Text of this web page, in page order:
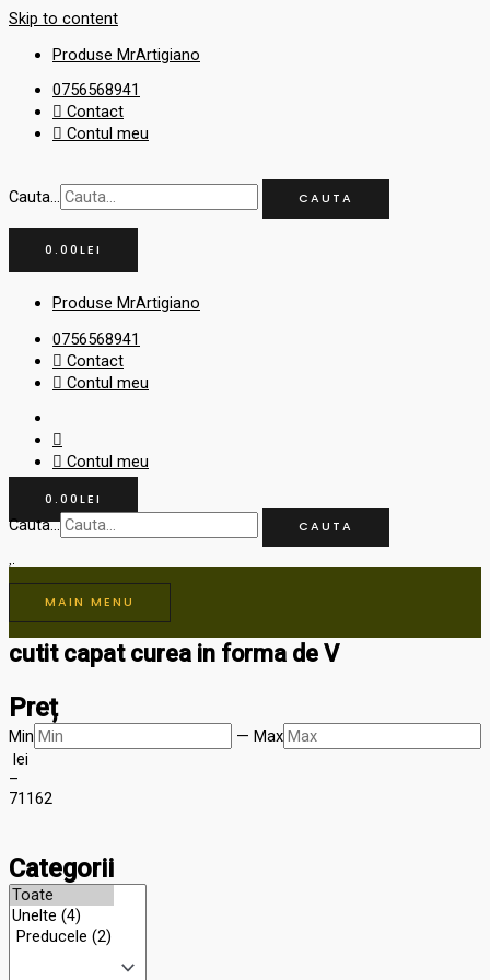
Skip to content
Produse MrArtigiano
0756568941
Contact
Contul meu
Cauta... CAUTA
0.00 LEI
Produse MrArtigiano
0756568941
Contact
Contul meu
Contul meu
0.00 LEI
Cauta... CAUTA
MAIN MENU
cutit capat curea in forma de V
Preț
Min — Max
lei
–
71 162
Categorii